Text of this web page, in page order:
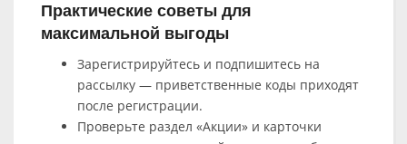
Практические советы для
максимальной выгоды
Зарегистрируйтесь и подпишитесь на
рассылку — приветственные коды приходят
после регистрации.
Проверьте раздел «Акции» и карточки